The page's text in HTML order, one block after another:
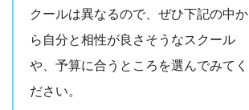
クールは異なるので、ぜひ下記の中か
ら自分と相性が良さそうなスクール
や、予算に合うところを選んでみてく
ださい。